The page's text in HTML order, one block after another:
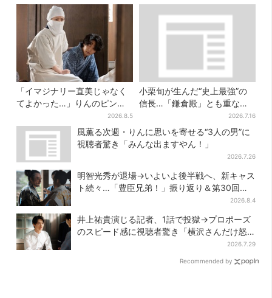
「イマジナリー直美じゃなく
てよかった…」りんのピンチ
に駆けつける直美、ベストな
タイミングに視聴者歓喜
2026.8.5
小栗旬が生んだ“史上最強”の
信長…「鎌倉殿」とも重な
る、にじむ悲しみが“名人
芸”【豊臣兄弟】
2026.7.16
風薫る次週・りんに思いを寄せる“3人の男”に
視聴者驚き「みんな出ますやん！」
2026.7.26
明智光秀が退場→いよいよ後半戦へ、新キャス
ト続々…「豊臣兄弟！」振り返り＆第30回あ
2026.8.4
井上祐貴演じる記者、1話で投獄→プロポーズ
のスピード感に視聴者驚き「横沢さんだけ怒
2026.7.29
Recommended by